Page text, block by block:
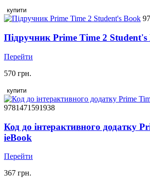
купити
Підручник Prime Time 2 Student's
Перейти
570 грн.
купити
9781471591938
Код до інтерактивного додатку
ieBook
Перейти
367 грн.